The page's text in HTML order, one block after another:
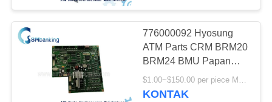
HUBUNGI
KAMI
Bagian ATM Diebold
756
776000092 Hyosung
ATM Parts CRM BRM20
BRM24 BMU Papan
Pengendali Utama
MX8200 Monimax 8600
$1.00~$150.00 per piece MOQ:1 potong
KONTAK